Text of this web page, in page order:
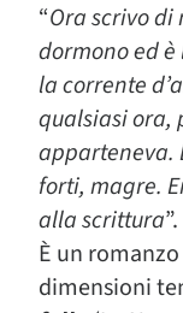
“Ora scrivo
dormono ed
la corrente
qualsiasi ora,
apparteneva.
forti, magre.
alla scrittura”.
È un
dimensioni